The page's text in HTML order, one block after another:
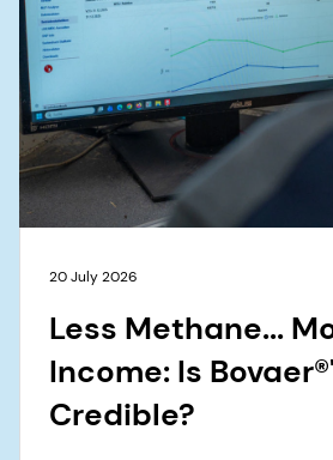
20 July 2026
Less Methane...
Income: Is
Credible?